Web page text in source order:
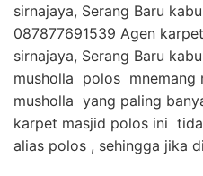
sirnajaya, Serang Baru
087877691539 Agen
sirnajaya, Serang Baru
musholla polos mnemang
musholla yang paling
karpet masjid polos ini
alias polos , sehingga jika